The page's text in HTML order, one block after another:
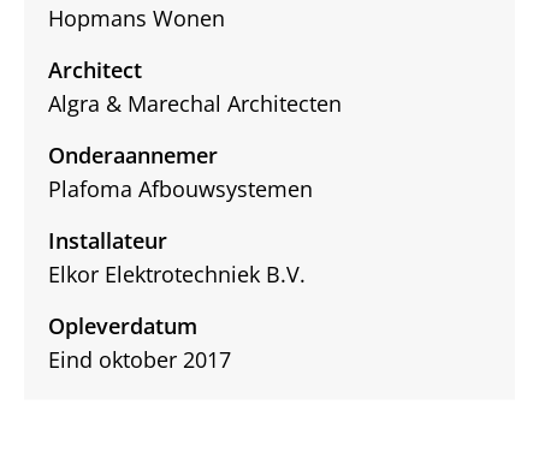
Hopmans Wonen
Architect
Algra & Marechal Architecten
Onderaannemer
Plafoma Afbouwsystemen
Installateur
Elkor Elektrotechniek B.V.
Opleverdatum
Eind oktober 2017